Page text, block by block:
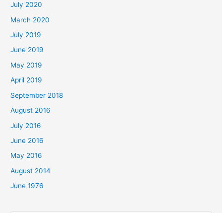
July 2020
March 2020
July 2019
June 2019
May 2019
April 2019
September 2018
August 2016
July 2016
June 2016
May 2016
August 2014
June 1976